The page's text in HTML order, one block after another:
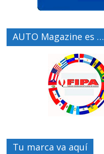
AUTO Magazine es …
Tu marca va aquí